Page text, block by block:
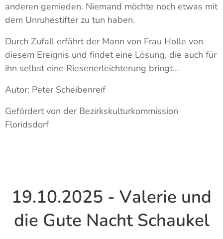
anderen gemieden. Niemand möchte noch etwas mit
dem Unruhestifter zu tun haben.
Durch Zufall erfährt der Mann von Frau Holle von
diesem Ereignis und findet eine Lösung, die auch für
ihn selbst eine Riesenerleichterung bringt…
Autor: Peter Scheibenreif
Gefördert von der Bezirkskulturkommission
Floridsdorf
19.10.2025 - Valerie und
die Gute Nacht Schaukel